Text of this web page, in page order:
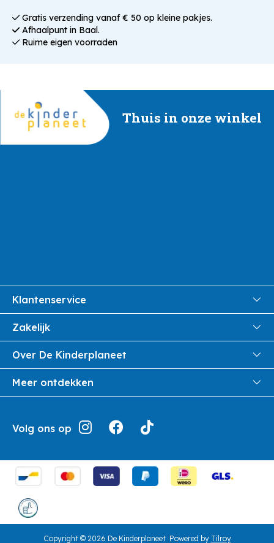
Gratis verzending vanaf € 50 op kleine pakjes.
Afhaalpunt in Baal.
Ruime eigen voorraden
Thuis in onze winkel
Klantenservice
FAQ
Veiligheid en Privacy
Levering aan huis
Jouw bestelling
Cookie instellingen
Cadeaubonnen
Herroepingsrecht
Zakelijk
Onthaalouders
Over De Kinderplaneet
Over ons
Werken bij De Kinderplaneet
Showroom
Meer ontdekken
Folders
Volg ons op
Copyright © 2026 De Kinderplaneet Powered by Tilroy